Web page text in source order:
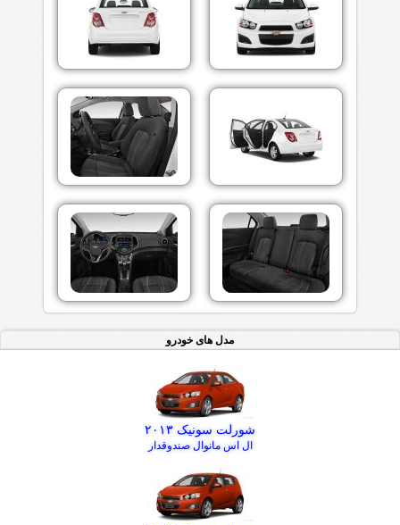
مدل های خودرو
شورلت سونیک ۲۰۱۳
ال اس مانوال صندوقدار